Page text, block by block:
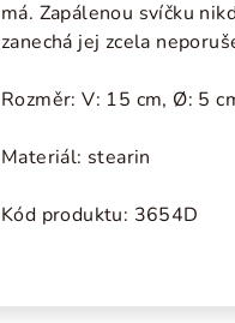
má. Zapálenou svíčku
zanechá jej zcela
Rozměr: V: 15 cm, Ø: 5
Materiál: stearin
Kód produktu: 3654D